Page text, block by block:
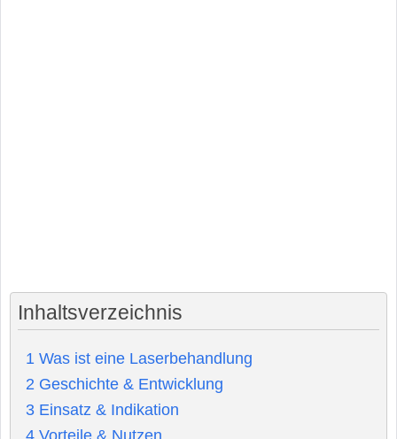
Inhaltsverzeichnis
1 Was ist eine Laserbehandlung
2 Geschichte & Entwicklung
3 Einsatz & Indikation
4 Vorteile & Nutzen